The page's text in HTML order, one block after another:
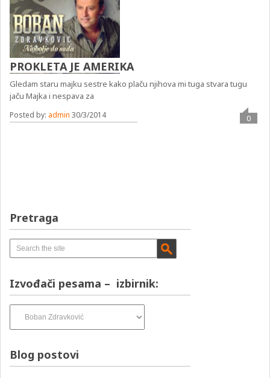
PROKLETA JE AMERIKA
Gledam staru majku sestre kako plaču njihova mi tuga stvara tugu
jaču Majka i nespava za
Posted by: admin 30/3/2014 0
Pretraga
Izvođači pesama – izbirnik:
pesama
Blog postovi